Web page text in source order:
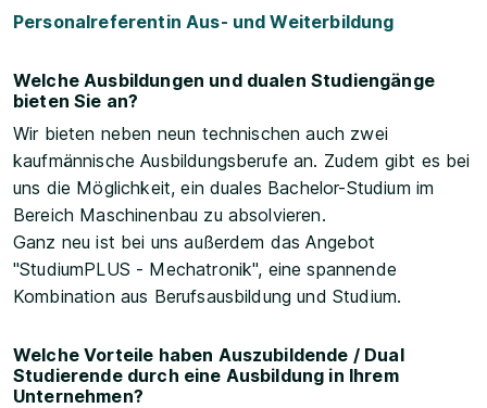
Personalreferentin Aus- und Weiterbildung
Welche Ausbildungen und dualen Studiengänge
bieten Sie an?
Wir bieten neben neun technischen auch zwei
kaufmännische Ausbildungsberufe an. Zudem gibt es bei
uns die Möglichkeit, ein duales Bachelor-Studium im
Bereich Maschinenbau zu absolvieren.
Ganz neu ist bei uns außerdem das Angebot
"StudiumPLUS - Mechatronik", eine spannende
Kombination aus Berufsausbildung und Studium.
Welche Vorteile haben Auszubildende / Dual
Studierende durch eine Ausbildung in Ihrem
Unternehmen?